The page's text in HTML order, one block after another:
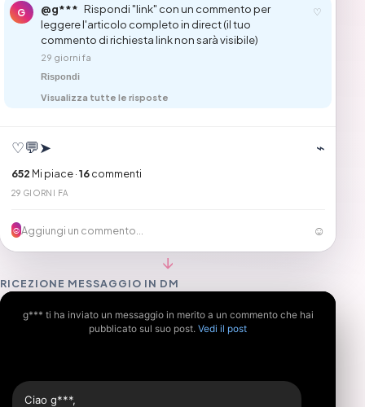
G @g*** Rispondi "link" con un commento per
leggere l'articolo completo in direct (il tuo
commento di richiesta link non sarà visibile)
29 giorni fa
Rispondi
Visualizza tutte le risposte
♡
♡💬➤ ⌁
652 Mi piace ·16commenti
29 GIORNI FA
☺Aggiungi un commento... ☺
↓
RICEZIONE MESSAGGIO IN DM
g*** ti ha inviato un messaggio in merito a un commento che hai
pubblicato sul suo post.Vedi il post
Ciao g***,